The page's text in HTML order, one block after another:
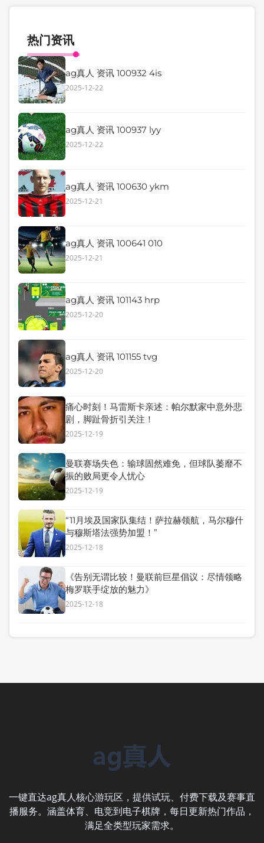
热门资讯
ag真人 资讯 100932 4is
2025-12-22
ag真人 资讯 100937 lyy
2025-12-22
ag真人 资讯 100630 ykm
2025-12-21
ag真人 资讯 100641 010
2025-12-21
ag真人 资讯 101143 hrp
2025-12-20
ag真人 资讯 101155 tvg
2025-12-20
痛心时刻！马雷斯卡亲述：帕尔默家中意外悲
剧，脚趾骨折引关注！
2025-12-19
曼联赛场失色：输球固然难免，但球队萎靡不
振的败局更令人忧心
2025-12-19
“11月埃及国家队集结！萨拉赫领航，马尔穆什
与穆斯塔法强势加盟！”
2025-12-18
《告别无谓比较！曼联前巨星倡议：尽情领略
梅罗联手绽放的魅力》
2025-12-18
一键直达ag真人核心游玩区，提供试玩、付费下载及赛事直
播服务。涵盖体育、电竞到电子棋牌，每日更新热门作品，
满足全类型玩家需求。